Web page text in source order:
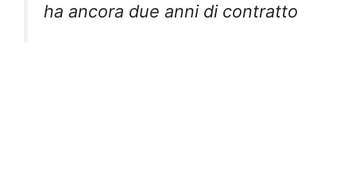
ha ancora due anni di contratto